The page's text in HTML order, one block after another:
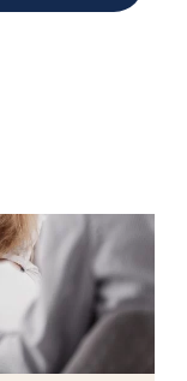
mentale